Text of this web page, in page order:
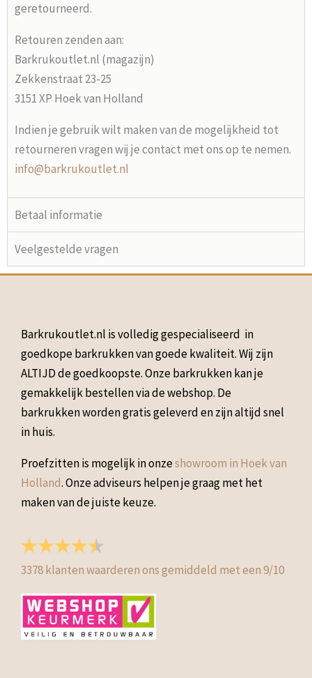
geretourneerd.
Retouren zenden aan:
Barkrukoutlet.nl (magazijn)
Zekkenstraat 23-25
3151 XP Hoek van Holland
Indien je gebruik wilt maken van de mogelijkheid tot
retourneren vragen wij je contact met ons op te nemen.
info@barkrukoutlet.nl
Betaal informatie
Veelgestelde vragen
Barkrukoutlet.nl is volledig gespecialiseerd in
goedkope barkrukken van goede kwaliteit. Wij zijn
ALTIJD de goedkoopste. Onze barkrukken kan je
gemakkelijk bestellen via de webshop. De
barkrukken worden gratis geleverd en zijn altijd snel
in huis.
Proefzitten is mogelijk in onzeshowroom in Hoek van
Holland. Onze adviseurs helpen je graag met het
maken van de juiste keuze.
3378klanten waarderen ons gemiddeld met een9/10